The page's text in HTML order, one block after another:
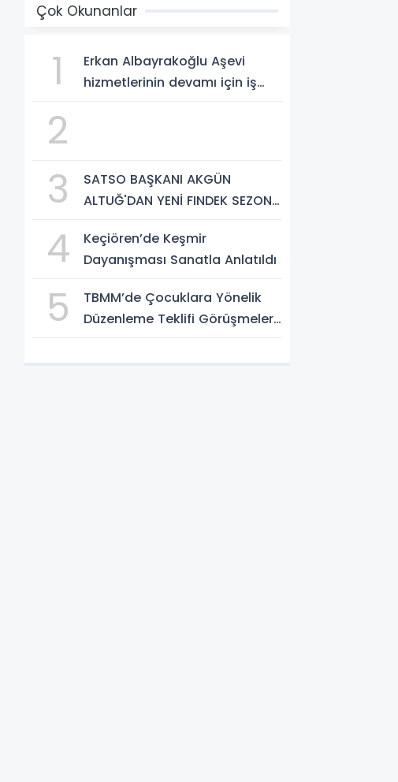
Çok Okunanlar
1
Erkan Albayrakoğlu Aşevi
hizmetlerinin devamı için iş
2
3
SATSO BAŞKANI AKGÜN
ALTUĞ'DAN YENİ FINDEK SEZONU
4
Keçiören’de Keşmir
Dayanışması Sanatla Anlatıldı
5
TBMM’de Çocuklara Yönelik
Düzenleme Teklifi Görüşmeleri